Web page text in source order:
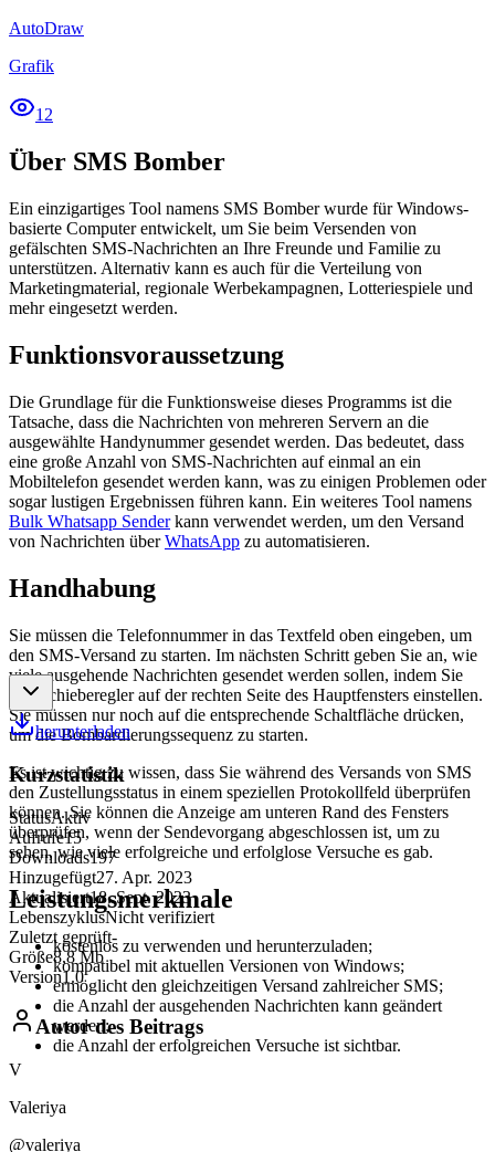
AutoDraw
Grafik
12
Über SMS Bomber
Ein einzigartiges Tool namens SMS Bomber wurde für Windows-
basierte Computer entwickelt, um Sie beim Versenden von
gefälschten SMS-Nachrichten an Ihre Freunde und Familie zu
unterstützen. Alternativ kann es auch für die Verteilung von
Marketingmaterial, regionale Werbekampagnen, Lotteriespiele und
mehr eingesetzt werden.
Funktionsvoraussetzung
Die Grundlage für die Funktionsweise dieses Programms ist die
Tatsache, dass die Nachrichten von mehreren Servern an die
ausgewählte Handynummer gesendet werden. Das bedeutet, dass
eine große Anzahl von SMS-Nachrichten auf einmal an ein
Mobiltelefon gesendet werden kann, was zu einigen Problemen oder
sogar lustigen Ergebnissen führen kann. Ein weiteres Tool namens
Bulk Whatsapp Senderkann verwendet werden, um den Versand
von Nachrichten überWhatsApp zu automatisieren.
Handhabung
Sie müssen die Telefonnummer in das Textfeld oben eingeben, um
den SMS-Versand zu starten. Im nächsten Schritt geben Sie an, wie
viele ausgehende Nachrichten gesendet werden sollen, indem Sie
den Schieberegler auf der rechten Seite des Hauptfensters einstellen.
Sie müssen nur noch auf die entsprechende Schaltfläche drücken,
um die Bombardierungssequenz zu starten.
Es ist wichtig zu wissen, dass Sie während des Versands von SMS
den Zustellungsstatus in einem speziellen Protokollfeld überprüfen
können. Sie können die Anzeige am unteren Rand des Fensters
überprüfen, wenn der Sendevorgang abgeschlossen ist, um zu
sehen, wie viele erfolgreiche und erfolglose Versuche es gab.
Leistungsmerkmale
kostenlos zu verwenden und herunterzuladen;
kompatibel mit aktuellen Versionen von Windows;
ermöglicht den gleichzeitigen Versand zahlreicher SMS;
die Anzahl der ausgehenden Nachrichten kann geändert
werden;
die Anzahl der erfolgreichen Versuche ist sichtbar.
herunterladen
Kurzstatistik
StatusAktiv
Aufrufe15
Downloads197
Hinzugefügt27. Apr. 2023
Aktualisiert18. Sept. 2023
LebenszyklusNicht verifiziert
Zuletzt geprüft-
Größe8,8 Mb
Version1.0
Autor des Beitrags
V
Valeriya
@valeriya